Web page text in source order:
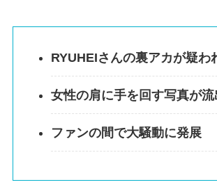
RYUHEIさんの裏アカが疑わ
女性の肩に手を回す写真が流
ファンの間で大騒動に発展